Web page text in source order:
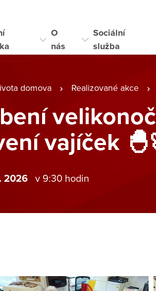
O
nás
Sociální
služba
domova Realizované akce
vajíček
2026 v 9:30 hodin